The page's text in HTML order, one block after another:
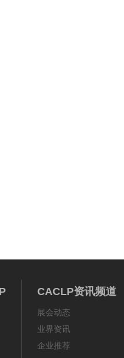
CACLP资讯频道
展会动态
业界资讯
企业推荐